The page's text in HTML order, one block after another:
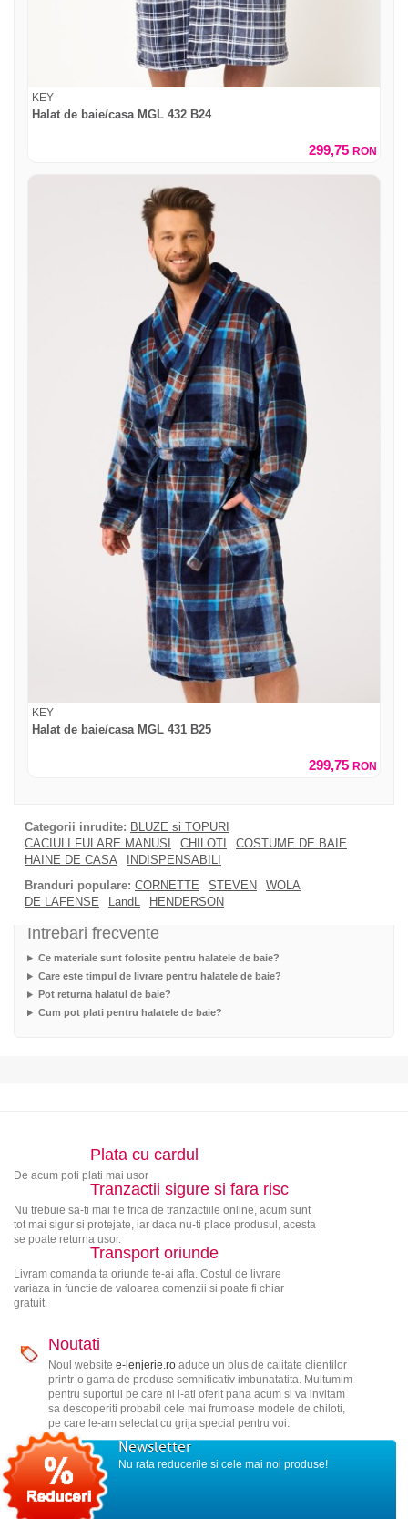
KEY
Halat de baie/casa MGL 432 B24
299,75 RON
KEY
Halat de baie/casa MGL 431 B25
299,75 RON
Categorii inrudite: BLUZE si TOPURI
CACIULI FULARE MANUSI
CHILOTI
COSTUME DE BAIE
HAINE DE CASA
INDISPENSABILI
Branduri populare: CORNETTE STEVEN
WOLA
DE LAFENSE
LandL HENDERSON
Intrebari frecvente
Ce materiale sunt folosite pentru halatele de baie?
Care este timpul de livrare pentru halatele de baie?
Pot returna halatul de baie?
Cum pot plati pentru halatele de baie?
Plata cu cardul
De acum poti plati mai usor
Tranzactii sigure si fara risc
Nu trebuie sa-ti mai fie frica de tranzactiile online, acum sunt
tot mai sigur si protejate, iar daca nu-ti place produsul, acesta
se poate returna usor.
Transport oriunde
Livram comanda ta oriunde te-ai afla. Costul de livrare
variaza in functie de valoarea comenzii si poate fi chiar
gratuit.
Noutati
Noul website e-lenjerie.roaduce un plus de calitate clientilor
printr-o gama de produse semnificativ imbunatatita. Multumim
pentru suportul pe care ni l-ati oferit pana acum si va invitam
sa descoperiti probabil cele mai frumoase modele de chiloti,
pe care le-am selectat cu grija special pentru voi.
Newsletter
Nu rata reducerile si cele mai noi produse!